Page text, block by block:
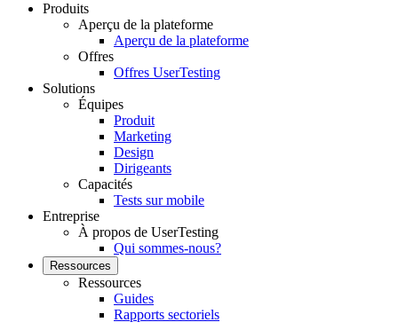
Footer
Produits
Aperçu de la plateforme
Aperçu de la plateforme
Offres
Offres UserTesting
Solutions
Équipes
Produit
Marketing
Design
Dirigeants
Capacités
Tests sur mobile
Entreprise
À propos de UserTesting
Qui sommes-nous?
Ressources
Ressources
Guides
Rapports sectoriels